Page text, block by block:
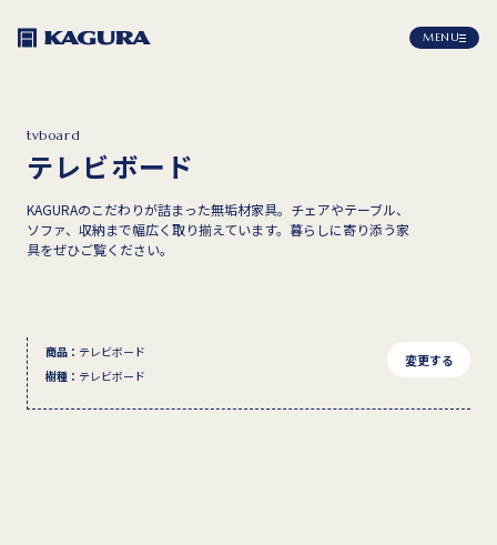
MENU
tvboard
テレビボード
KAGURAのこだわりが詰まった無垢材家具。チェアやテーブル、
ソファ、収納まで幅広く取り揃えています。暮らしに寄り添う家
具をぜひご覧ください。
商品 ： テレビボード
樹種 ： テレビボード
変更する